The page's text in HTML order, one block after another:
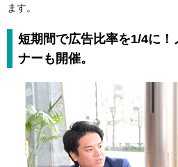
ます。
短期間で広告比率を1/4に！
ナーも開催。